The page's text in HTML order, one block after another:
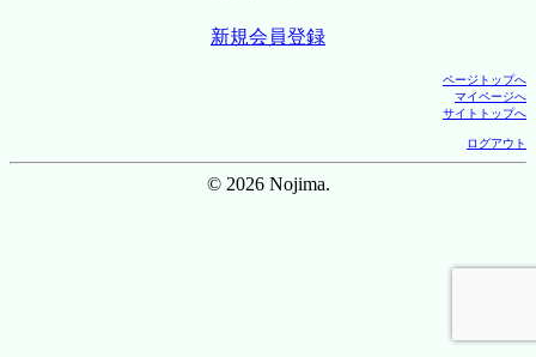
新規会員登録
ページトップへ
マイページへ
サイトトップへ
ログアウト
© 2026 Nojima.